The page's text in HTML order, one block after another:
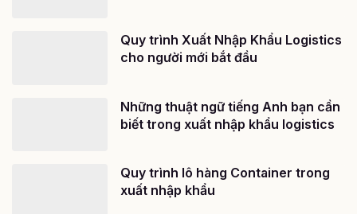
Quy trình Xuất Nhập Khẩu Logistics
cho người mới bắt đầu
Những thuật ngữ tiếng Anh bạn cần
biết trong xuất nhập khẩu logistics
Quy trình lô hàng Container trong
xuất nhập khẩu